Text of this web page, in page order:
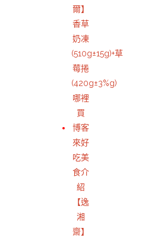
爾】
香草
奶凍
(510g±15g)+草
莓捲
(420g±3%g)
哪裡
買
博客
來好
吃美
食介
紹
【逸
湘
齋】